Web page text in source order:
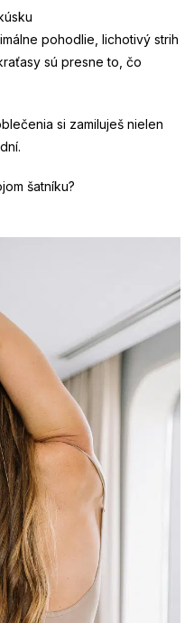
pohodlie, lichotivý strih
sú presne to, čo
si zamiluješ nielen
šatníku?